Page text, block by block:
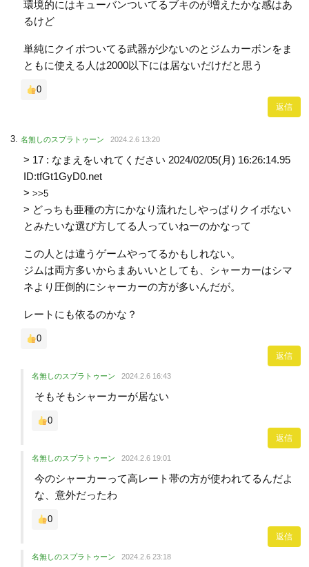
環境的にはキューバンついてるブキのが増えたかな感はあ
るけど
単純にクイボついてる武器が少ないのとジムカーボンをま
ともに使える人は2000以下には居ないだけだと思う
0
返信
名無しのスプラトゥーン 2024.2.6 13:20
> 17 : なまえをいれてください 2024/02/05(月) 16:26:14.95
ID:tfGt1GyD0.net
> >>5
> どっちも亜種の方にかなり流れたしやっぱりクイボない
とみたいな選び方してる人っていねーのかなって
この人とは違うゲームやってるかもしれない。
ジムは両方多いからまあいいとしても、シャーカーはシマ
ネより圧倒的にシャーカーの方が多いんだが。
レートにも依るのかな？
0
返信
名無しのスプラトゥーン 2024.2.6 16:43
そもそもシャーカーが居ない
0
返信
名無しのスプラトゥーン 2024.2.6 19:01
今のシャーカーって高レート帯の方が使われてるんだよ
な、意外だったわ
0
返信
名無しのスプラトゥーン 2024.2.6 23:18